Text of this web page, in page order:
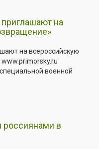
на
на всероссийскую
военной
россиянами в